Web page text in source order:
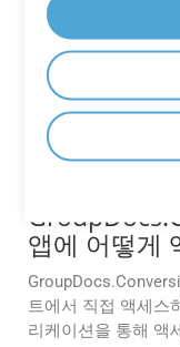
사용할 수
Node.js, Python,
밍 언어에 대한
합할 수 있습니다.
앱에 어떻게
트에서 직접 액세스
리케이션을 통해 액